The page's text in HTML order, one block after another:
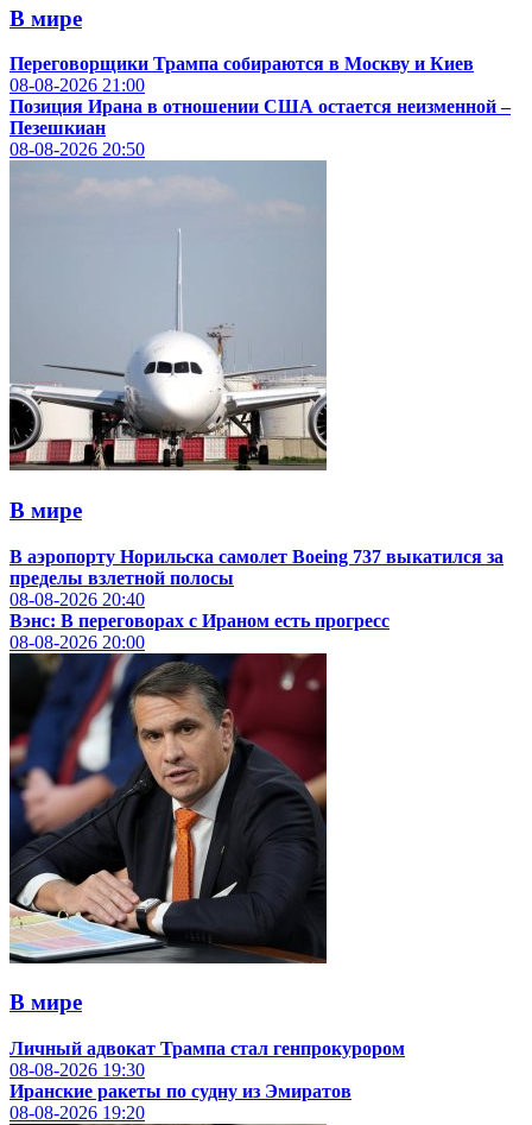
В мире
Переговорщики Трампа собираются в Москву и Киев
08-08-2026 21:00
Позиция Ирана в отношении США остается неизменной –
Пезешкиан
08-08-2026 20:50
В мире
В аэропорту Норильска самолет Boeing 737 выкатился за
пределы взлетной полосы
08-08-2026 20:40
Вэнс: В переговорах с Ираном есть прогресс
08-08-2026 20:00
В мире
Личный адвокат Трампа стал генпрокурором
08-08-2026 19:30
Иранские ракеты по судну из Эмиратов
08-08-2026 19:20